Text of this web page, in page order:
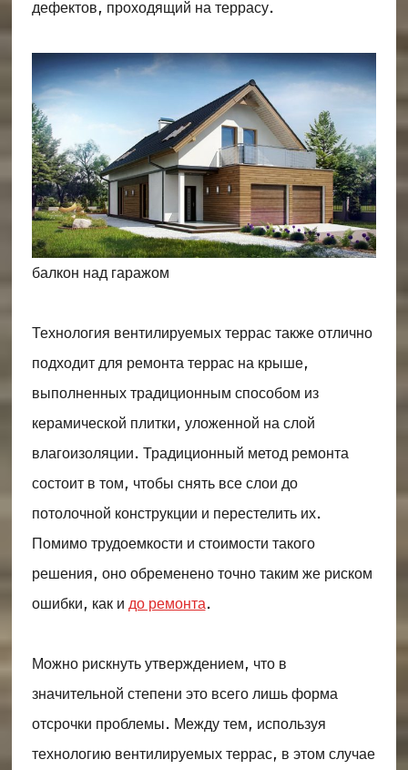
дефектов, проходящий на террасу.
балкон над гаражом
Технология вентилируемых террас также отлично
подходит для ремонта террас на крыше,
выполненных традиционным способом из
керамической плитки, уложенной на слой
влагоизоляции. Традиционный метод ремонта
состоит в том, чтобы снять все слои до
потолочной конструкции и перестелить их.
Помимо трудоемкости и стоимости такого
решения, оно обременено точно таким же риском
ошибки, как и до ремонта.
Можно рискнуть утверждением, что в
значительной степени это всего лишь форма
отсрочки проблемы. Между тем, используя
технологию вентилируемых террас, в этом случае